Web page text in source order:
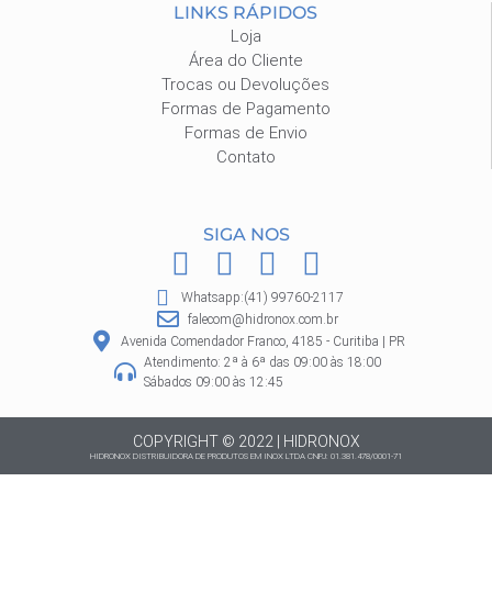
LINKS RÁPIDOS
Loja
Área do Cliente
Trocas ou Devoluções
Formas de Pagamento
Formas de Envio
Contato
SIGA NOS
F
a
c
e
b
o
o
k
I
n
s
t
a
g
r
a
P
i
n
t
e
r
e
s
W
h
a
t
a
p
p
Whatsapp:(41) 99760-2117
falecom@hidronox.com.br
Avenida Comendador Franco, 4185 - Curitiba | PR
Atendimento: 2ª à 6ª das 09:00 às 18:00
Sábados 09:00 às 12:45
COPYRIGHT © 2022 | HIDRONOX
HIDRONOX DISTRIBUIDORA DE PRODUTOS EM INOX LTDA CNPJ: 01.381.478/0001-71